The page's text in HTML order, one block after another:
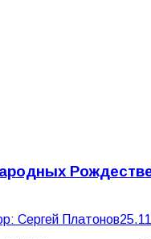
Сергей Платонов